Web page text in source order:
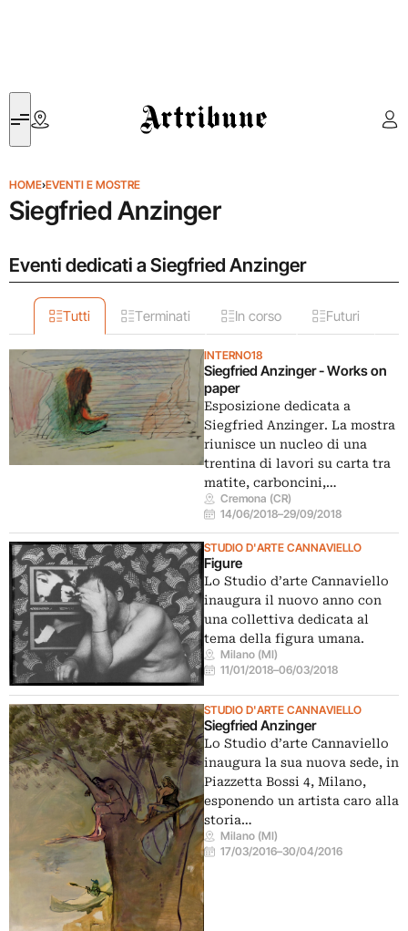
Artribune
HOME›EVENTI E MOSTRE
Siegfried Anzinger
Eventi dedicati a Siegfried Anzinger
Tutti Terminati In corso Futuri
INTERNO18
Siegfried Anzinger - Works on
paper
Esposizione dedicata a
Siegfried Anzinger. La mostra
riunisce un nucleo di una
trentina di lavori su carta tra
matite, carboncini,…
Cremona (CR)
14/06/2018–29/09/2018
STUDIO D'ARTE CANNAVIELLO
Figure
Lo Studio d’arte Cannaviello
inaugura il nuovo anno con
una collettiva dedicata al
tema della figura umana.
Milano (MI)
11/01/2018–06/03/2018
STUDIO D'ARTE CANNAVIELLO
Siegfried Anzinger
Lo Studio d’arte Cannaviello
inaugura la sua nuova sede, in
Piazzetta Bossi 4, Milano,
esponendo un artista caro alla
storia…
Milano (MI)
17/03/2016–30/04/2016